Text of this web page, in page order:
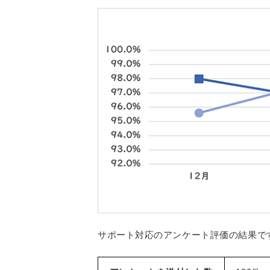
サポート対応のアンケート評価の結果で